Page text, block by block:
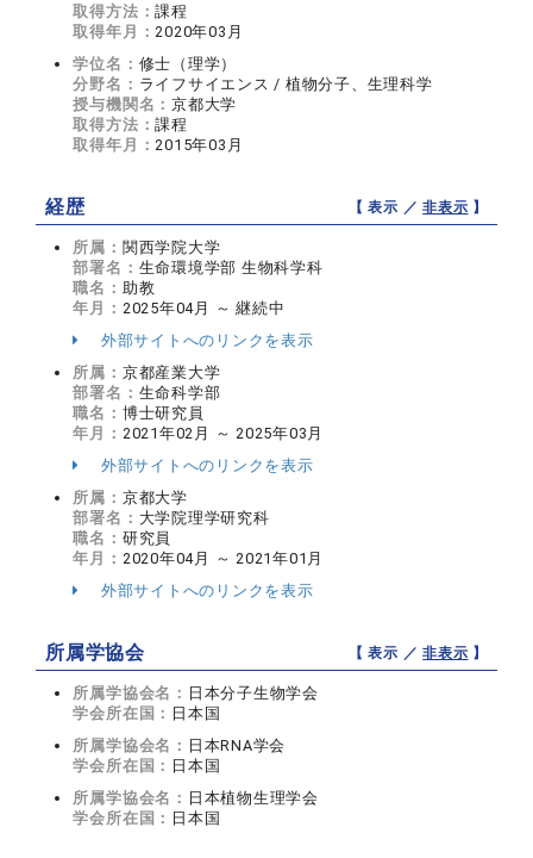
取得方法：課程
取得年月： 2020年03月
学位名： 修士（理学）
分野名： ライフサイエンス / 植物分子、生理科学
授与機関名：京都大学
取得方法：課程
取得年月： 2015年03月
経歴 【 表示 ／非表示 】
所属： 関西学院大学
部署名： 生命環境学部 生物科学科
職名： 助教
年月： 2025年04月 ～ 継続中
外部サイトへのリンクを表示
所属： 京都産業大学
部署名： 生命科学部
職名： 博士研究員
年月： 2021年02月 ～ 2025年03月
外部サイトへのリンクを表示
所属： 京都大学
部署名： 大学院理学研究科
職名： 研究員
年月： 2020年04月 ～ 2021年01月
外部サイトへのリンクを表示
所属学協会 【 表示 ／非表示 】
所属学協会名： 日本分子生物学会
学会所在国： 日本国
所属学協会名： 日本RNA学会
学会所在国： 日本国
所属学協会名： 日本植物生理学会
学会所在国： 日本国